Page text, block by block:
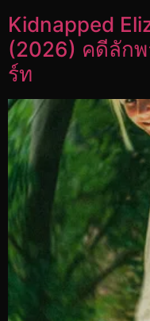
Kidnapped
(2026) คดีลักพ
ร์ท